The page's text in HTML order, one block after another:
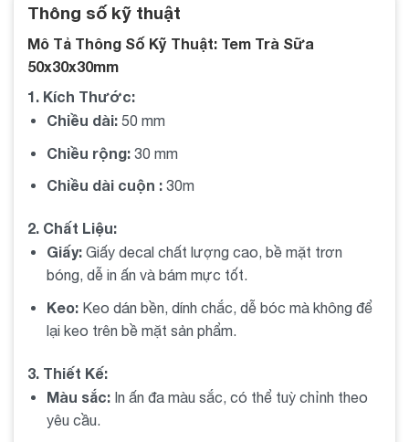
Decal 50x30x30m
6. Thiết kế tem trà sữa 50x30x30m
Các yếu tố cần có trong thiết kế
thương hiệu, thông tin liên hệ và thông tin sản phẩm.
Màu sắc và phong cách
cách phù hợp với thương hiệu và sản phẩm.
Logo và thông tin thương hiệu: Logo nên được
đặt ở vị trí nổi bật và thông tin thương hiệu phải rõ
ràng.
Địa chỉ bán tem uy tín
8POS. Lựa chọn các nhà cung cấp có uy tín trên thị
trường để đảm bảo chất lượng sản phẩm.
Thông số kỹ thuật
Mô Tả Thông Số Kỹ Thuật: Tem Trà Sữa
50x30x30mm
1. Kích Thước:
Chiều dài:50 mm
Chiều rộng:30 mm
Chiều dài cuộn :30m
2. Chất Liệu:
Giấy:Giấy decal chất lượng cao, bề mặt trơn
bóng, dễ in ấn và bám mực tốt.
Keo:Keo dán bền, dính chắc, dễ bóc mà không để
lại keo trên bề mặt sản phẩm.
3. Thiết Kế:
Màu sắc:In ấn đa màu sắc, có thể tuỳ chỉnh theo
yêu cầu.